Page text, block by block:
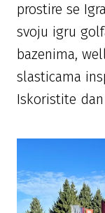
prostire se
svoju igru
bazenima,
slasticama
Iskoristite